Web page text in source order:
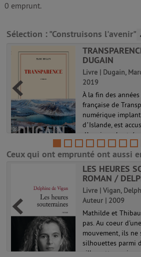
0 emprunt.
Sélection : "Construisons l'avenir"
DUGAIN
Livre | Dugain,
2019
À la fin des
française de
numérique
d’Islande, est
d’avoir orchestré
Or au même
Ceux qui ont emprunté ont aussi
LES HEURES
ROMAN /
Livre | Vigan,
Auteur | 2009
Mathilde et
pas. Au coeur
mouvement, ils
silhouettes parmi
silhouettes qui